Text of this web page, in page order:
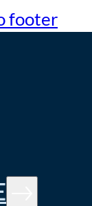
footer